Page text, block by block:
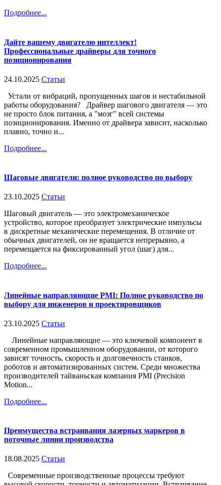
Подробнее...
Дайте вашему двигателю интеллект!
Профессиональные драйверы для точного
позиционирования
24.10.2025 Статьи
Устали от вибраций, пропущенных шагов и нестабильной
работы оборудования? Драйвер шагового двигателя — это
не просто блок питания, а "мозг" всей системы
позиционирования. Именно от драйвера зависит, насколько
плавно, точно и...
Подробнее...
Шаговые двигатели: полное руководство по выбору
23.10.2025 Статьи
Шаговый двигатель — это электромеханическое
устройство, которое преобразует электрические импульсы
в дискретные механические перемещения. В отличие от
обычных двигателей, он не вращается непрерывно, а
перемещается на фиксированный угол (шаг) для...
Подробнее...
Линейные направляющие PMI: Полное руководство по
выбору для инженеров и проектировщиков
23.10.2025 Статьи
Линейные направляющие — это ключевой компонент в
современном промышленном оборудовании, от которого
зависят точность, скорость и долговечность станков,
роботов и автоматизированных систем. Среди множества
производителей тайваньская компания PMI (Precision
Motion...
Подробнее...
Преимущества встраивания лазерных маркеров в
поточные линии производства
18.08.2025 Статьи
Современные производственные процессы требуют